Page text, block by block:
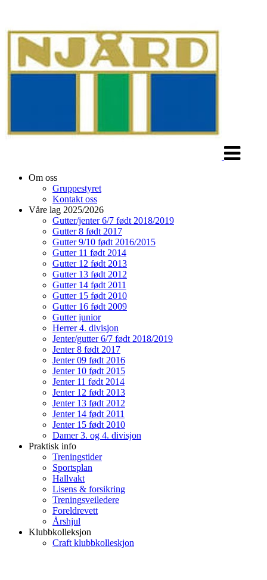
Om oss
Gruppestyret
Kontakt oss
Våre lag 2025/2026
Gutter/jenter 6/7 født 2018/2019
Gutter 8 født 2017
Gutter 9/10 født 2016/2015
Gutter 11 født 2014
Gutter 12 født 2013
Gutter 13 født 2012
Gutter 14 født 2011
Gutter 15 født 2010
Gutter 16 født 2009
Gutter junior
Herrer 4. divisjon
Jenter/gutter 6/7 født 2018/2019
Jenter 8 født 2017
Jenter 09 født 2016
Jenter 10 født 2015
Jenter 11 født 2014
Jenter 12 født 2013
Jenter 13 født 2012
Jenter 14 født 2011
Jenter 15 født 2010
Damer 3. og 4. divisjon
Praktisk info
Treningstider
Sportsplan
Hallvakt
Lisens & forsikring
Treningsveiledere
Foreldrevett
Årshjul
Klubbkolleksjon
Craft klubbkolleskjon